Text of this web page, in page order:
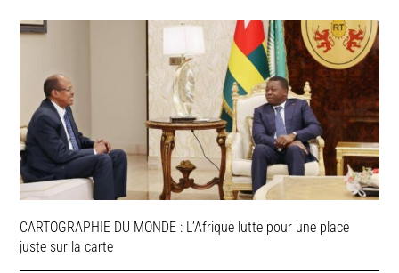
CARTOGRAPHIE DU MONDE : L’Afrique lutte pour une place
juste sur la carte